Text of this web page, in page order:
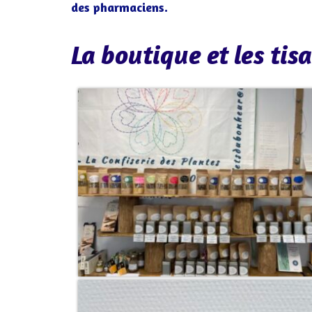
des pharmaciens.
La boutique et les